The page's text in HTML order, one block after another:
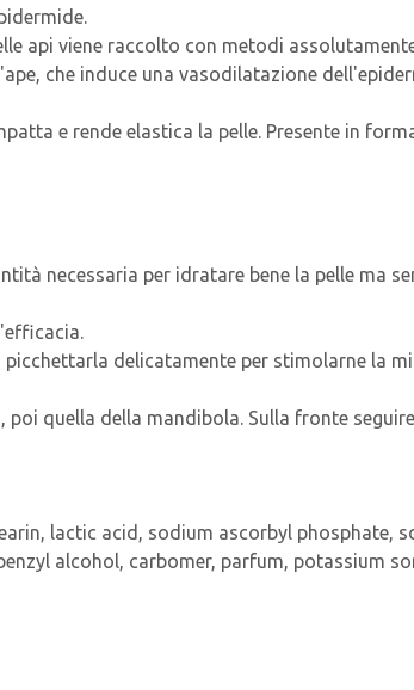
api viene raccolto con metodi
che induce una vasodilatazione
e rende elastica la pelle. Presente in
necessaria per idratare bene la pelle ma
delicatamente per stimolarne la
quella della mandibola. Sulla fronte
lactic acid, sodium ascorbyl phosphate,
alcohol, carbomer, parfum, potassium